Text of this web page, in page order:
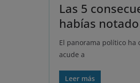
Las 5
habías notado
El panorama político ha
acude a
Leer más